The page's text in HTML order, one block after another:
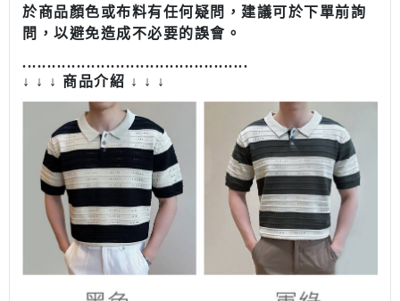
於商品顏色或布料有任何疑問，建議可於下單前詢
問，以避免造成不必要的誤會。
..............................................
↓ ↓ ↓ 商品介紹 ↓ ↓ ↓